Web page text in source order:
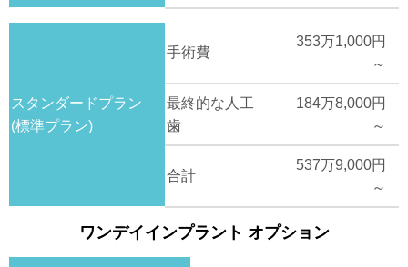
スタンダードプラン
(標準プラン)
手術費
353万1,000円
～
最終的な人工
歯
184万8,000円
～
合計
537万9,000円
～
ワンデイインプラント オプション